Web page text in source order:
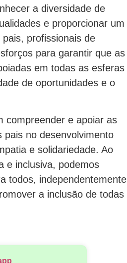
a diversidade de
e proporcionar um
profissionais de
para garantir que as
em todas as esferas
de oportunidades e o
compreender e apoiar as
pais no desenvolvimento
e solidariedade. Ao
e inclusiva, podemos
todos, independentemente
a inclusão de todas